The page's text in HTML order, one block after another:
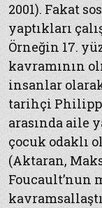
2001). Fakat
yaptıkları
Örneğin 17.
kavramının
insanlar
tarihçi
arasında aile
çocuk odaklı
(Aktaran,
Foucault’nun